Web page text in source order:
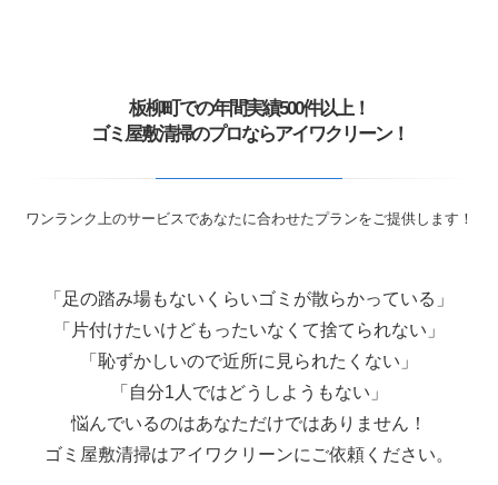
板柳町での年間実績500件以上！
ゴミ屋敷清掃のプロならアイワクリーン！
ワンランク上のサービスであなたに合わせたプランをご提供します！
「足の踏み場もないくらいゴミが散らかっている」
「片付けたいけどもったいなくて捨てられない」
「恥ずかしいので近所に見られたくない」
「自分1人ではどうしようもない」
悩んでいるのはあなただけではありません！
ゴミ屋敷清掃はアイワクリーンにご依頼ください。